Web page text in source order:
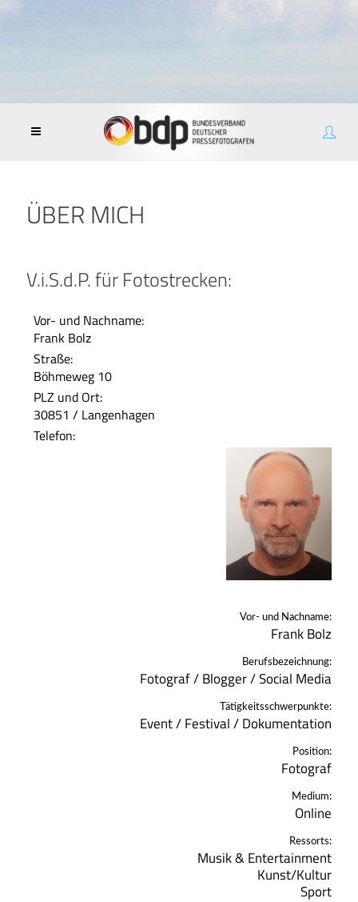
ÜBER MICH
V.i.S.d.P. für Fotostrecken:
Vor- und Nachname:
Frank Bolz
Straße:
Böhmeweg 10
PLZ und Ort:
30851 / Langenhagen
Telefon:
Vor- und Nachname:
Frank Bolz
Berufsbezeichnung:
Fotograf / Blogger / Social Media
Tätigkeitsschwerpunkte:
Event / Festival / Dokumentation
Position:
Fotograf
Medium:
Online
Ressorts:
Musik & Entertainment
Kunst/Kultur
Sport